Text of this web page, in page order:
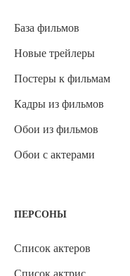
База фильмов
Новые трейлеры
Постеры к фильмам
Кадры из фильмов
Обои из фильмов
Обои с актерами
ПЕРСОНЫ
Список актеров
Список актрис